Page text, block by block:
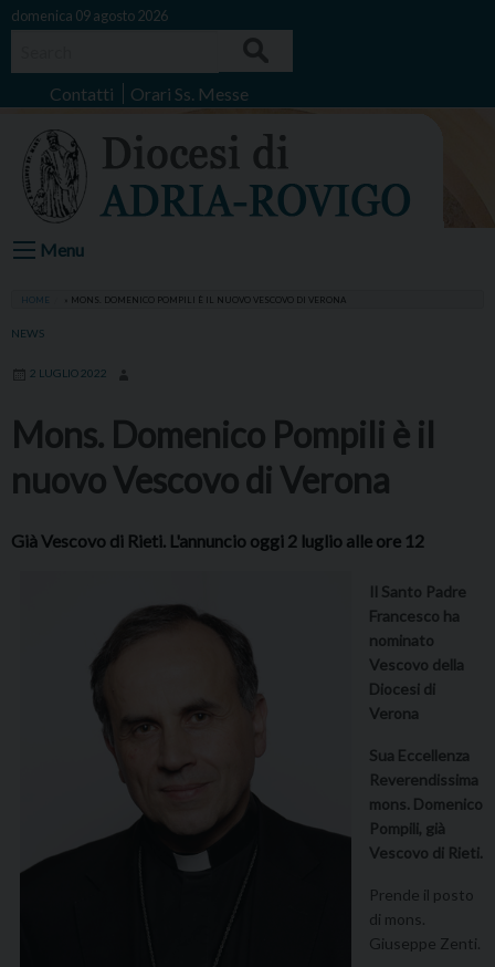
Skip
domenica 09 agosto 2026
Contatti Orari Ss. Messe
Menu
HOME MONS. DOMENICO POMPILI È IL NUOVO VESCOVO DI VERONA
NEWS
2 LUGLIO 2022
Mons. Domenico Pompili è il
nuovo Vescovo di Verona
Già Vescovo di Rieti. L'annuncio oggi 2 luglio alle ore 12
Il Santo Padre
Francesco ha
nominato
Vescovo della
Diocesi di
Verona
Sua Eccellenza
Reverendissima
mons. Domenico
Pompili, già
Vescovo di Rieti.
Prende il posto
di mons.
Giuseppe Zenti.